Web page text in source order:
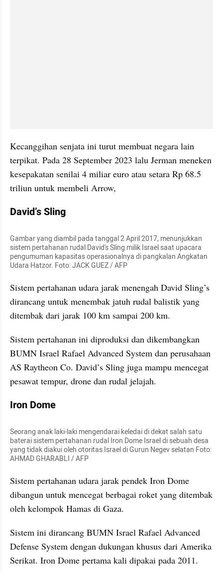
Kecanggihan senjata ini turut membuat negara lain
terpikat. Pada 28 September 2023 lalu Jerman meneken
kesepakatan senilai 4 miliar euro atau setara Rp 68.5
triliun untuk membeli Arrow,
David’s Sling
Gambar yang diambil pada tanggal 2 April 2017, menunjukkan
sistem pertahanan rudal David's Sling milik Israel saat upacara
pengumuman kapasitas operasionalnya di pangkalan Angkatan
Udara Hatzor. Foto: JACK GUEZ / AFP
Sistem pertahanan udara jarak menengah David Sling’s
dirancang untuk menembak jatuh rudal balistik yang
ditembak dari jarak 100 km sampai 200 km.
Sistem pertahanan ini diproduksi dan dikembangkan
BUMN Israel Rafael Advanced System dan perusahaan
AS Raytheon Co. David’s Sling juga mampu mencegat
pesawat tempur, drone dan rudal jelajah.
Iron Dome
Seorang anak laki-laki mengendarai keledai di dekat salah satu
baterai sistem pertahanan rudal Iron Dome Israel di sebuah desa
yang tidak diakui oleh otoritas Israel di Gurun Negev selatan Foto:
AHMAD GHARABLI / AFP
Sistem pertahanan udara jarak pendek Iron Dome
dibangun untuk mencegat berbagai roket yang ditembak
oleh kelompok Hamas di Gaza.
Sistem ini dirancang BUMN Israel Rafael Advanced
Defense System dengan dukungan khusus dari Amerika
Serikat. Iron Dome pertama kali dipakai pada 2011.